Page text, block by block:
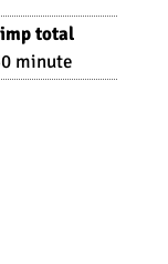
total
minute